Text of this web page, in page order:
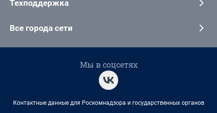
Техподдержка
Все города сети
Мы в соцсетях
Контактные данные для Роскомнадзора и государственных органов